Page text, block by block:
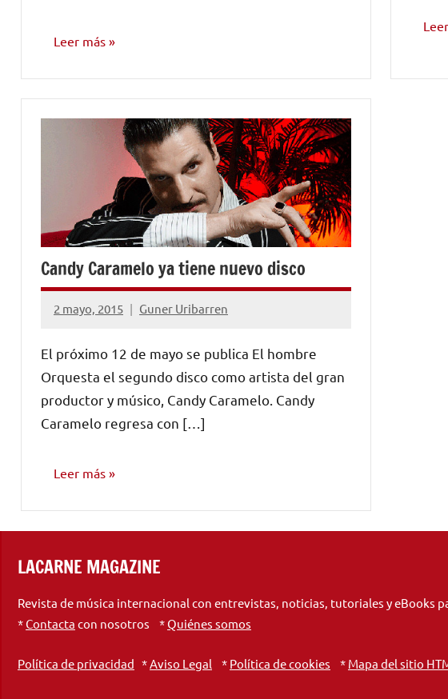
Leer más
Candy Caramelo ya tiene nuevo disco
2 mayo, 2015 Guner Uribarren
No
comentarios
El próximo 12 de mayo se publica El hombre
Orquesta el segundo disco como artista del gran
productor y músico, Candy Caramelo. Candy
Caramelo regresa con […]
Leer más
LACARNE MAGAZINE
Revista de música internacional con entrevistas, noticias, tutoriales y eBooks
*Contacta con nosotros *Quiénes somos
Política de privacidad * Aviso Legal * Política de cookies * Mapa del sitio